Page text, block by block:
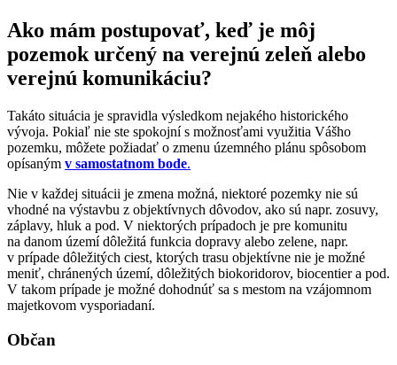
Ako mám postupovať, keď je môj
pozemok určený na verejnú zeleň alebo
verejnú komunikáciu?
Takáto situácia je spravidla výsledkom nejakého historického
vývoja. Pokiaľ nie ste spokojní s možnosťami využitia Vášho
pozemku, môžete požiadať o zmenu územného plánu spôsobom
opísaným v samostatnom bode.
Nie v každej situácii je zmena možná, niektoré pozemky nie sú
vhodné na výstavbu z objektívnych dôvodov, ako sú napr. zosuvy,
záplavy, hluk a pod. V niektorých prípadoch je pre komunitu
na danom území dôležitá funkcia dopravy alebo zelene, napr.
v prípade dôležitých ciest, ktorých trasu objektívne nie je možné
meniť, chránených území, dôležitých biokoridorov, biocentier a pod.
V takom prípade je možné dohodnúť sa s mestom na vzájomnom
majetkovom vysporiadaní.
Občan